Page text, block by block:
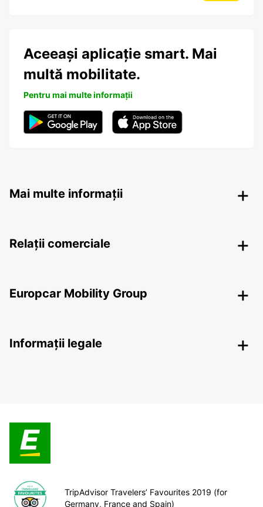
Aceeași aplicație smart. Mai
multă mobilitate.
Pentru mai multe informații
Mai multe informații
Relații comerciale
Europcar Mobility Group
Informații legale
TripAdvisor Travelers’ Favourites 2019 (for
Germany, France and Spain)